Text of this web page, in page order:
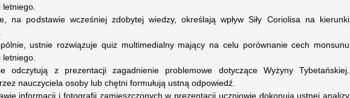
letniego.
na podstawie wcześniej zdobytej wiedzy, określają wpływ Siły Coriolisa na kierunki
ustnie rozwiązuje quiz multimedialny mający na celu porównanie cech monsunu
letniego.
odczytują z prezentacji zagadnienie problemowe dotyczące Wyżyny Tybetańskiej.
nauczyciela osoby lub chętni formułują ustną odpowiedź.
informacji i fotografii zamieszczonych w prezentacji uczniowie dokonują ustnej analizy